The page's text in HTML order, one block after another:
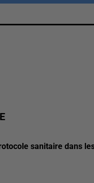
sanitaire dans